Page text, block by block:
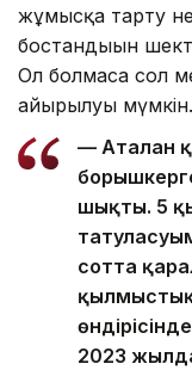
жұмысқа тарту
бостандығын
Ол болмаса сол
айырылуы мүмкін.
— Аталған
шықты. 5
сотта
2023